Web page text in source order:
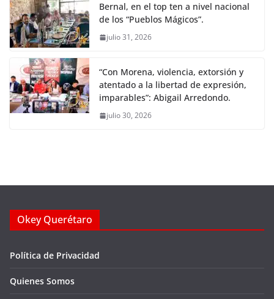
Bernal, en el top ten a nivel nacional
de los “Pueblos Mágicos”.
julio 31, 2026
“Con Morena, violencia, extorsión y
atentado a la libertad de expresión,
imparables”: Abigail Arredondo.
julio 30, 2026
Okey Querétaro
Política de Privacidad
Quienes Somos